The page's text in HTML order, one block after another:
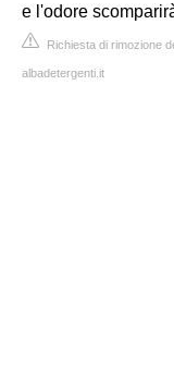
e l'odore
Richiesta di rimozione
albadetergenti.it